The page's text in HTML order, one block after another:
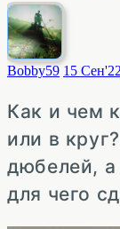
Bobby59 15 Сен'22
Как и чем
или в
дюбелей,
для чего